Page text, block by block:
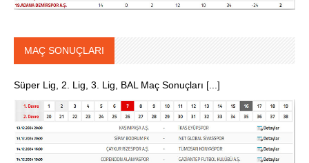
MAÇ SONUÇLARI
Süper Lig, 2. Lig, 3. Lig, BAL Maç Sonuçları [...]